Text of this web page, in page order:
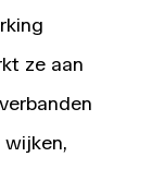
ze aan